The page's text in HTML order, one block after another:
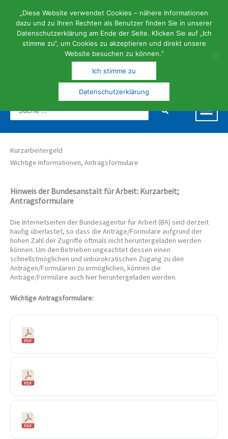
springen
FERIEN- | KUNST- UND KULTURGEMEINDE
...
Kurzarbeitergeld
Wichtige Informationen, Antragsformulare
Hinweis der Bundesanstalt für Arbeit: Kurzarbeit;
Antragsformulare
Die Internetseiten der Bundesagentur für Arbeit (BA) sind derzeit
häufig überlastet, so dass die Anträge/Formulare aufgrund der
hohen Zahl der Zugriffe oftmals nicht heruntergeladen werden
können. Um den Betrieben ungeachtet dessen einen
schnellstmöglichen und unbürokratischen Zugang zu den
Anträgen/Formularen zu ermöglichen, können die
Anträge/Formulare auch hier heruntergeladen werden.
Wichtige Antragsformulare:
„Diese Website verwendet Cookies – nähere Informationen
dazu und zu Ihren Rechten als Benutzer finden Sie in unserer
Datenschutzerklärung am Ende der Seite. Klicken Sie auf „Ich
stimme zu“, um Cookies zu akzeptieren und direkt unsere
Website besuchen zu können.“
Ich stimme zu
Datenschutzerklärung